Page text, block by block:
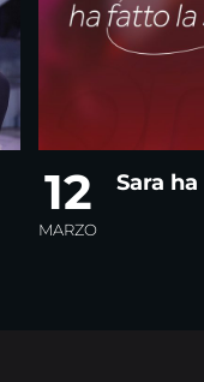
12
MARZO
Sara